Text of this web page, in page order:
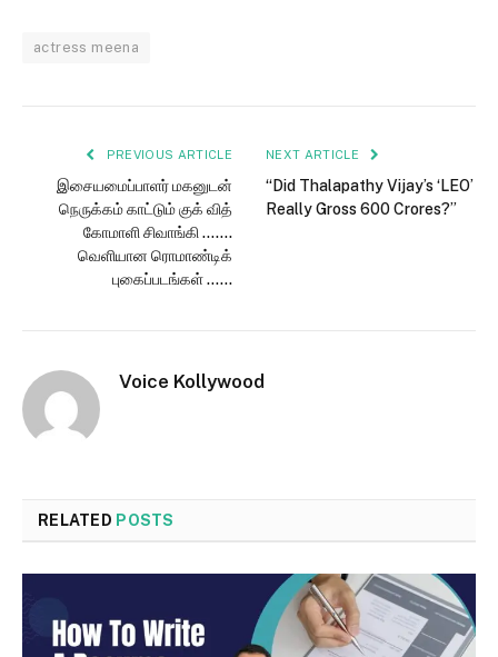
actress meena
PREVIOUS ARTICLE
இசையமைப்பாளர் மகனுடன்
நெருக்கம் காட்டும் குக் வித்
கோமாளி சிவாங்கி …….
வெளியான ரொமாண்டிக்
புகைப்படங்கள் ……
NEXT ARTICLE
“Did Thalapathy Vijay’s ‘LEO’
Really Gross 600 Crores?”
Voice Kollywood
RELATED POSTS